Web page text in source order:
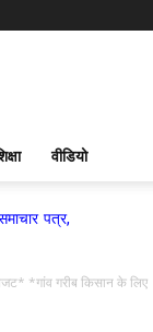
वीडियो
*गांव गरीब किसान के लिए